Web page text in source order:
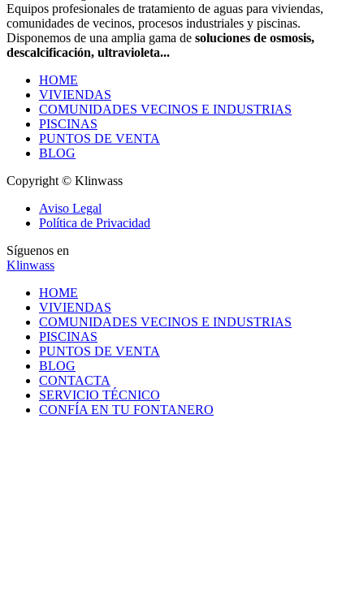
Equipos profesionales de tratamiento de aguas para viviendas,
comunidades de vecinos, procesos industriales y piscinas.
Disponemos de una amplia gama de soluciones de osmosis,
descalcificación, ultravioleta...
HOME
VIVIENDAS
COMUNIDADES VECINOS E INDUSTRIAS
PISCINAS
PUNTOS DE VENTA
BLOG
Copyright © Klinwass
Aviso Legal
Política de Privacidad
Síguenos en
Klinwass
HOME
VIVIENDAS
COMUNIDADES VECINOS E INDUSTRIAS
PISCINAS
PUNTOS DE VENTA
BLOG
CONTACTA
SERVICIO TÉCNICO
CONFÍA EN TU FONTANERO